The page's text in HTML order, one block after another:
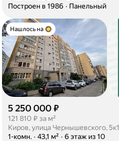
Построен в 1986 · Панельный
Нашлось на
5 250 000 ₽
121 810 ₽ за м²
Киров, улица Чернышевского, 5к1
1-комн. · 43,1 м² · 6 этаж из 10